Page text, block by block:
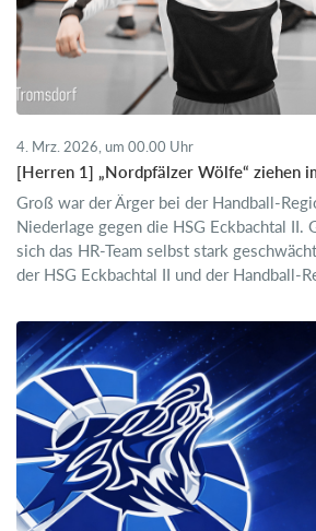
4. Mrz. 2026, um 00.00 Uhr
[Herren 1] „Nordpfälzer Wölfe“ ziehen
Groß war der Ärger bei der Handball-
Niederlage gegen die HSG Eckbachtal II.
sich das HR-Team selbst stark
der HSG Eckbachtal II und der Handball-